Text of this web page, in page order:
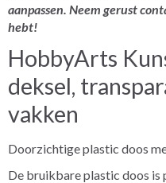
aanpassen. Neem gerust
hebt!
HobbyArts
deksel,
vakken
Doorzichtige plastic doos
De bruikbare plastic doos is